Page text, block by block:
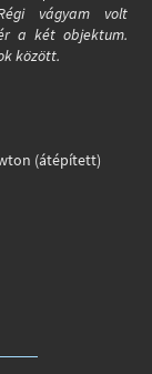
vágyam volt
a két objektum.
között.
(átépített)